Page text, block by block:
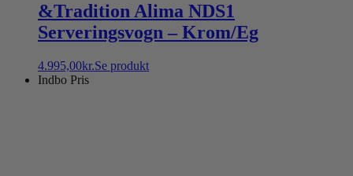
&Tradition Alima NDS1
Serveringsvogn – Krom/Eg
4.995,00kr.Se produkt
Indbo Pris